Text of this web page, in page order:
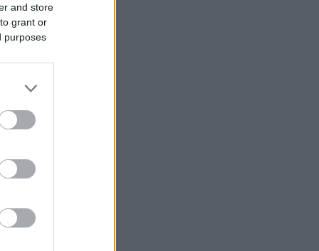
and store
grant or
purposes